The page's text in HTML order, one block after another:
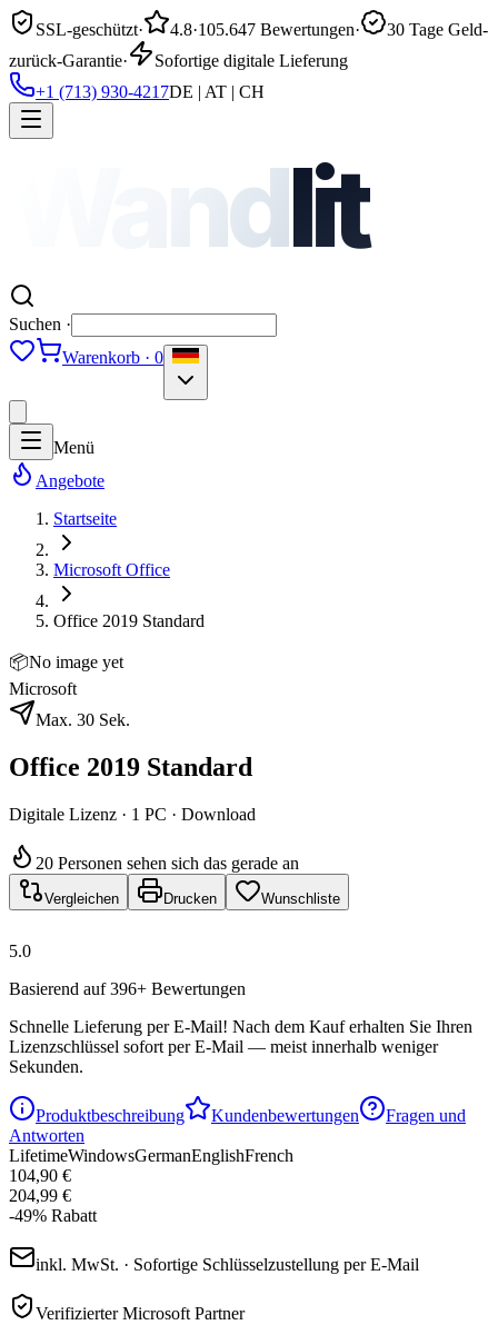
SSL-geschützt· 4.8·105.647 Bewertungen·
30 Tage Geld-
zurück-Garantie·
Sofortige digitale Lieferung
+1 (713) 930-4217DE | AT | CH
Wandlit
Suchen ·
Warenkorb · 0
Menü
Angebote
Startseite
Microsoft Office
Office 2019 Standard
📦No image yet
Microsoft
Max. 30 Sek.
Office 2019 Standard
Digitale Lizenz · 1 PC · Download
20 Personen sehen sich das gerade an
Vergleichen Drucken Wunschliste
5.0
Basierend auf 396+ Bewertungen
Schnelle Lieferung per E-Mail! Nach dem Kauf erhalten Sie Ihren
Lizenzschlüssel sofort per E-Mail — meist innerhalb weniger
Sekunden.
Produktbeschreibung Kundenbewertungen
Fragen und
Antworten
LifetimeWindowsGermanEnglishFrench
104,90 €
204,99 €
-49% Rabatt
inkl. MwSt. · Sofortige Schlüsselzustellung per E-Mail
Verifizierter Microsoft Partner